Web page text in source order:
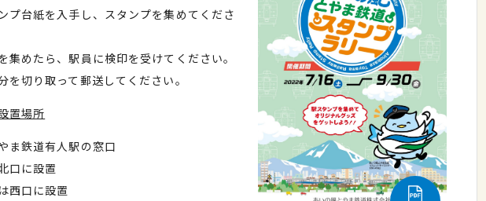
台紙を入手し、スタンプを集めてくださ
集めたら、駅員に検印を受けてください。
切り取って郵送してください。
置場所
ま鉄道有人駅の窓口
口に設置
西口に設置